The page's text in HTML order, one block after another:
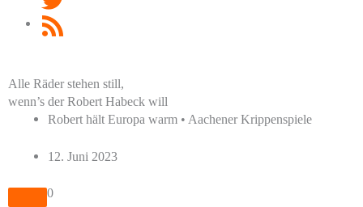
Alle Räder stehen still,
wenn’s der Robert Habeck will
Robert hält Europa warm • Aachener Krippenspiele
12. Juni 2023
0